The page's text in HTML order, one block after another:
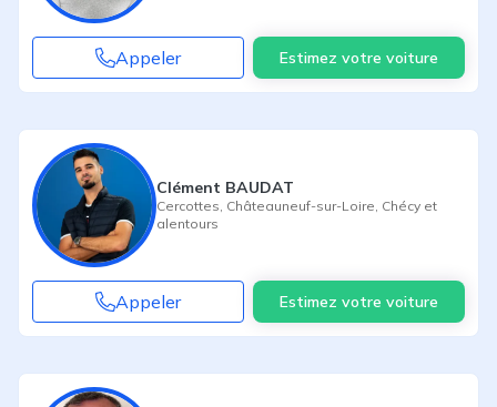
Appeler Estimez votre voiture
Clément BAUDAT
Cercottes Châteauneuf-sur-Loire Chécy et
alentours
Appeler Estimez votre voiture